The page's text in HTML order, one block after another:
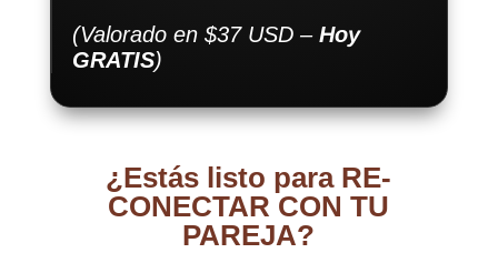
(Valorado en $37 USD – Hoy
GRATIS)
¿Estás listo para RE-
CONECTAR CON TU
PAREJA?